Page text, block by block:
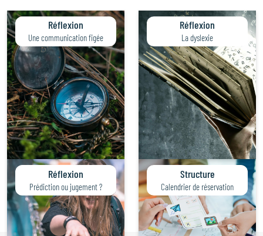
Accueil
Approche & intention
Projets & réflexions
Contact
Instagram
Réflexion
Une communication figée
Réflexion
La dyslexie
Réflexion
Prédiction ou jugement ?
Structure
Calendrier de réservation